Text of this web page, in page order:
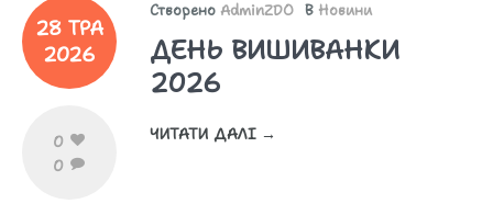
28 ТРА
2026
0
0
Створено AdminZDO В Новини
ДЕНЬ ВИШИВАНКИ
2026
ЧИТАТИ ДАЛІ →